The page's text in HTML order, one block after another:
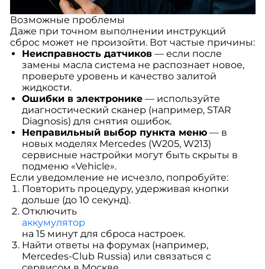
Возможные проблемы
Даже при точном выполнении инструкций
сброс может не произойти. Вот частые причины:
Неисправность датчиков— если после
замены масла система не распознает новое,
проверьте уровень и качество залитой
жидкости.
Ошибки в электронике— используйте
диагностический сканер (например, STAR
Diagnosis) для снятия ошибок.
Неправильный выбор пункта меню— в
новых моделях Mercedes (W205, W213)
сервисные настройки могут быть скрыты в
подменю «Vehicle».
Если уведомление не исчезло, попробуйте:
Повторить процедуру, удерживая кнопки
дольше (до 10 секунд).
Отключить
аккумулятор
на 15 минут для сброса настроек.
Найти ответы на форумах (например,
Mercedes-Club Russia) или связаться с